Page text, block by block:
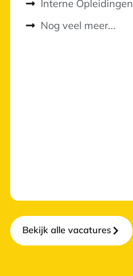
Interne Opleidingen
Nog veel meer...
Bekijk alle vacatures